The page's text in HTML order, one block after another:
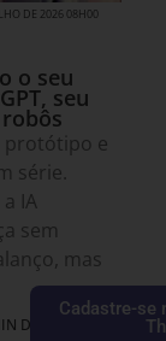
DE 2026 08H00
o seu
seu
protótipo e
série.
IA
sem
mas
DE LEITURA
Cadastre-se